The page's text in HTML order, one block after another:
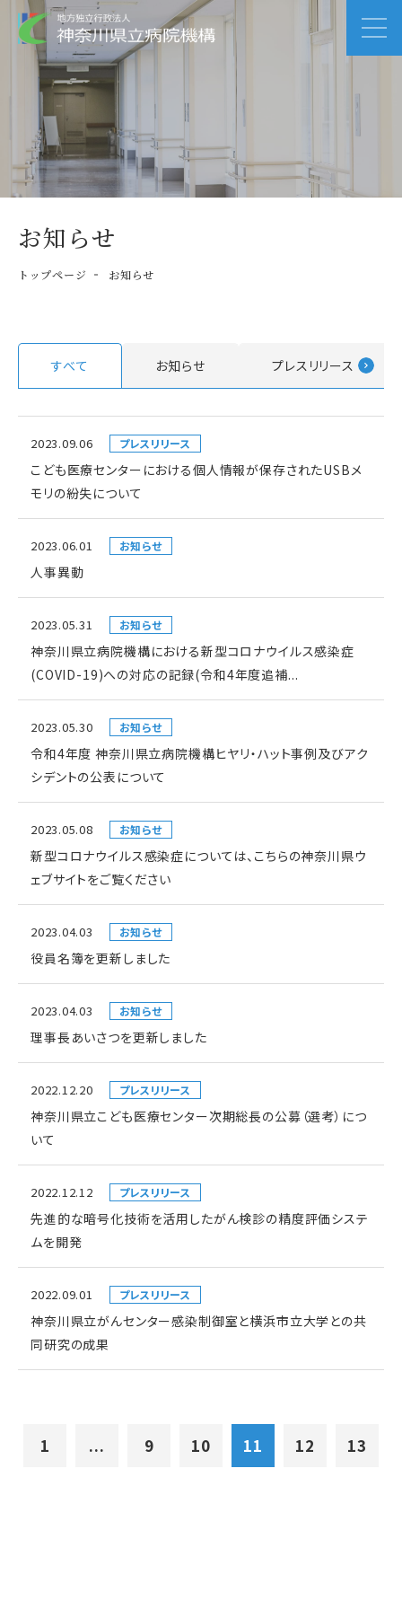
お知らせ
トップページ お知らせ
すべて お知らせ プレスリリース
2023.09.06 プレスリリース
こども医療センターにおける個人情報が保存されたUSBメ
モリの紛失について
2023.06.01 お知らせ
人事異動
2023.05.31 お知らせ
神奈川県立病院機構における新型コロナウイルス感染症
(COVID-19)への対応の記録(令和4年度追補...
2023.05.30 お知らせ
令和4年度 神奈川県立病院機構ヒヤリ・ハット事例及びアク
シデントの公表について
2023.05.08 お知らせ
新型コロナウイルス感染症については、こちらの神奈川県ウ
ェブサイトをご覧ください
2023.04.03 お知らせ
役員名簿を更新しました
2023.04.03 お知らせ
理事長あいさつを更新しました
2022.12.20 プレスリリース
神奈川県立こども医療センター次期総長の公募（選考）につ
いて
2022.12.12 プレスリリース
先進的な暗号化技術を活用したがん検診の精度評価システ
ムを開発
2022.09.01 プレスリリース
神奈川県立がんセンター感染制御室と横浜市立大学との共
同研究の成果
1 ... 9 10 11 12 13